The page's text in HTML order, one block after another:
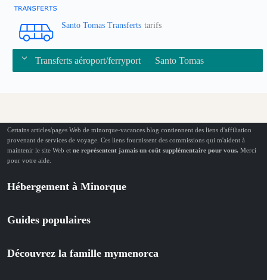
Santo Tomas Transferts tarifs
Transferts aéroport/ferryport Santo Tomas
Certains articles/pages Web de minorque-vacances.blog contiennent des liens d'affiliation
provenant de services de voyage. Ces liens fournissent des commissions qui m'aident à
maintenir le site Web et ne représentent jamais un coût supplémentaire pour vous. Merci
pour votre aide.
Hébergement à Minorque
Guides populaires
Découvrez la famille mymenorca